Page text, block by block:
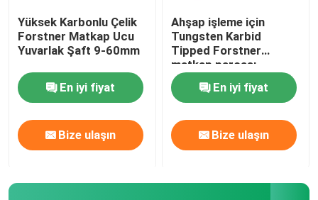
Yüksek Karbonlu Çelik
Forstner Matkap Ucu
Yuvarlak Şaft 9-60mm
En iyi fiyat
Bize ulaşın
Ahşap işleme için
Tungsten Karbid
Tipped Forstner
matkap parçası
En iyi fiyat
Bize ulaşın